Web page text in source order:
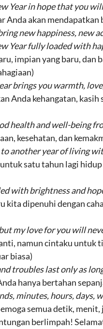
Year in hope that you
Anda akan
new happiness, new
Year fully loaded with
impian yang baru, dan
brings you warmth,
Anda kehangatan,
health and well-being
kesehatan, dan
to another year of living
satu tahun lagi
with brightness and
kita dipenuhi dengan
my love for you will
namun cintaku untuk
biasa)
troubles last only as
hanya bertahan
minutes, hours, days,
semua detik,
berlimpah!